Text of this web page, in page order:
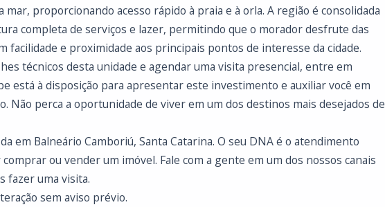
mar, proporcionando acesso rápido à praia e à orla. A região é consolidada
completa de serviços e lazer, permitindo que o morador desfrute das
facilidade e proximidade aos principais pontos de interesse da cidade.
técnicos desta unidade e agendar uma visita presencial, entre em
está à disposição para apresentar este investimento e auxiliar você em
Não perca a oportunidade de viver em um dos destinos mais desejados de
em Balneário Camboriú, Santa Catarina. O seu DNA é o atendimento
ou vender um imóvel. Fale com a gente em um dos nossos canais
fazer uma visita.
sem aviso prévio.